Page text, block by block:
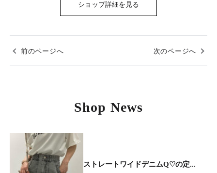
ショップ詳細を見る
前のページへ 次のページへ
Shop News
ストレートワイドデニムQ♡の定...